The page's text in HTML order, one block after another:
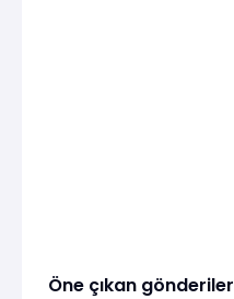
Öne çıkan gönderiler